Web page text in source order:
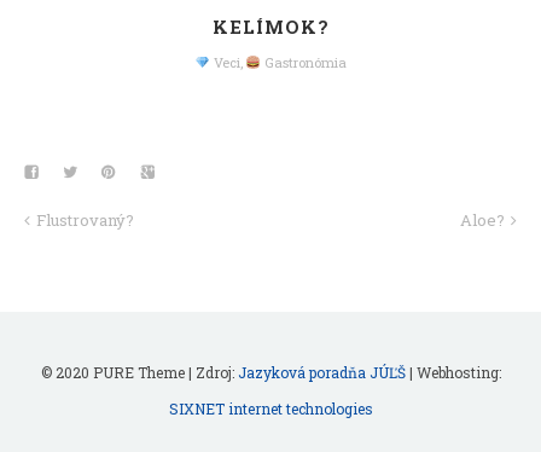
KELÍMOK?
Veci Gastronómia
Flustrovaný? Aloe?
© 2020 PURE Theme | Zdroj: Jazyková poradňa JÚĽŠ| Webhosting:
SIXNET internet technologies